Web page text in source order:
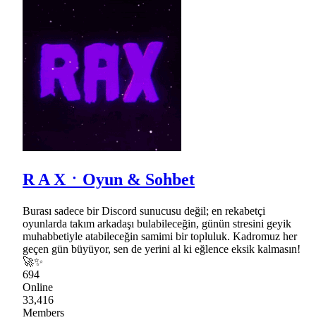
R A XㆍOyun & Sohbet
Burası sadece bir Discord sunucusu değil; en rekabetçi
oyunlarda takım arkadaşı bulabileceğin, günün stresini geyik
muhabbetiyle atabileceğin samimi bir topluluk. Kadromuz her
geçen gün büyüyor, sen de yerini al ki eğlence eksik kalmasın!
🚀✨
694
Online
33,416
Members